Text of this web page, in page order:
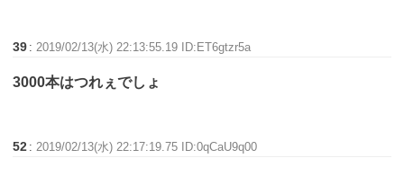
39 :2019/02/13(水) 22:13:55.19 ID:ET6gtzr5a
3000本はつれぇでしょ
52 :2019/02/13(水) 22:17:19.75 ID:0qCaU9q00